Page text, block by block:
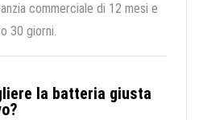
commerciale di 12 mesi e
30 giorni.
la batteria giusta